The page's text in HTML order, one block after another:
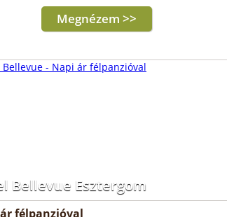
Megnézem >>
Bellevue Esztergom
félpanzióval